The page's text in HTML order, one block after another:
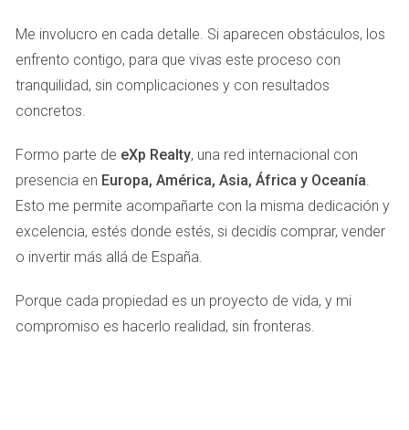
los interesados se sientan más cómodos al hacer
preguntas sobre la propiedad.
Inbox
consultas recibidas en un solo lugar. Es especialmente útil
si recibes múltiples mensajes a lo largo del día. Con Inbox,
puedes organizar tus respuestas y asegurarte de no pasar
por alto ninguna consulta importante. Esto no solo mejora
tu eficiencia como vendedor o arrendador, sino que
interesados. Mantener una comunicación clara y
organizada puede marcar la diferencia entre perder una
Me involucro en cada detalle. Si aparecen obstáculos, los
enfrento contigo, para que vivas este proceso con
tranquilidad, sin complicaciones y con resultados
concretos.
Formo parte de eXp Realty, una red internacional con
presencia en Europa, América, Asia, África y Oceanía.
Esto me permite acompañarte con la misma dedicación y
excelencia, estés donde estés, si decidís comprar, vender
o invertir más allá de España.
Porque cada propiedad es un proyecto de vida, y mi
compromiso es hacerlo realidad, sin fronteras.